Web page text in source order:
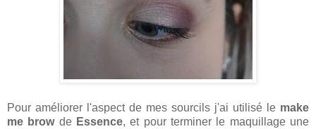
Pour améliorer l'aspect de mes sourcils j'ai utilisé le make
me browde Essence, et pour terminer le maquillage une